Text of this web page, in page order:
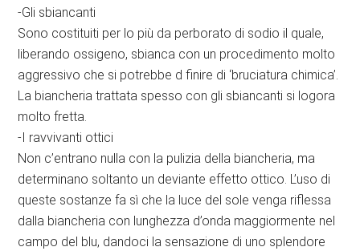
-Gli sbiancanti
Sono costituiti per lo più da perborato di sodio il quale,
liberando ossigeno, sbianca con un procedimento molto
aggressivo che si potrebbe d finire di ‘bruciatura chimica’.
La biancheria trattata spesso con gli sbiancanti si logora
molto fretta.
-I ravvivanti ottici
Non c’entrano nulla con la pulizia della biancheria, ma
determinano soltanto un deviante effetto ottico. L’uso di
queste sostanze fa sì che la luce del sole venga riflessa
dalla biancheria con lunghezza d’onda maggiormente nel
campo del blu, dandoci la sensazione di uno splendore